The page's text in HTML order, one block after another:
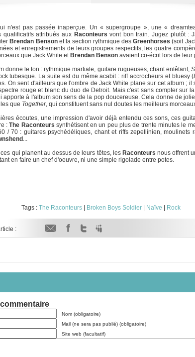
n'est pas passée inaperçue. Un « supergroupe », une «
attribués aux Raconteurs vont bon train. Jugez plutôt :
Brendan Bensonet la section rythmique desGreenhorses (soit
et enregistrements de leurs groupes respectifs, les quatre
que Jack White et Brendan Benson avaient co-écrit lors de leur
donne le ton : rythmique martiale, guitare rugueuses, chant entêtant,
tubesque. La suite est du même acabit : riff accrocheurs et bluesy (
On sent d'ailleurs que l'ombre de Jack White plane sur cet album ; il
rouge et blanc du duo de Detroit. Mais c'est sans compter sur
apporte à l'album son sens de la pop doucereuse. Cela donne de
que Together, qui constituent sans nul doutes les meilleurs
écoutes, une impression d'avoir déjà entendu ces sons, ces
:The Raconteurs synthétisent en un peu plus de trente minutes le
/ 70 : guitares psychédéliques, chant et riffs zepellinien, moulinets
...
qui planent au dessus de leurs têtes, les Raconteurs nous offrent
en faire un chef d'oeuvre, ni une simple rigolade entre potes.
Tags : The Raconteurs Broken Boys Soldier Naïve Rock
:
Nom (obligatoire)
Mail (ne sera pas publié) (obligatoire)
Site web (facultatif)